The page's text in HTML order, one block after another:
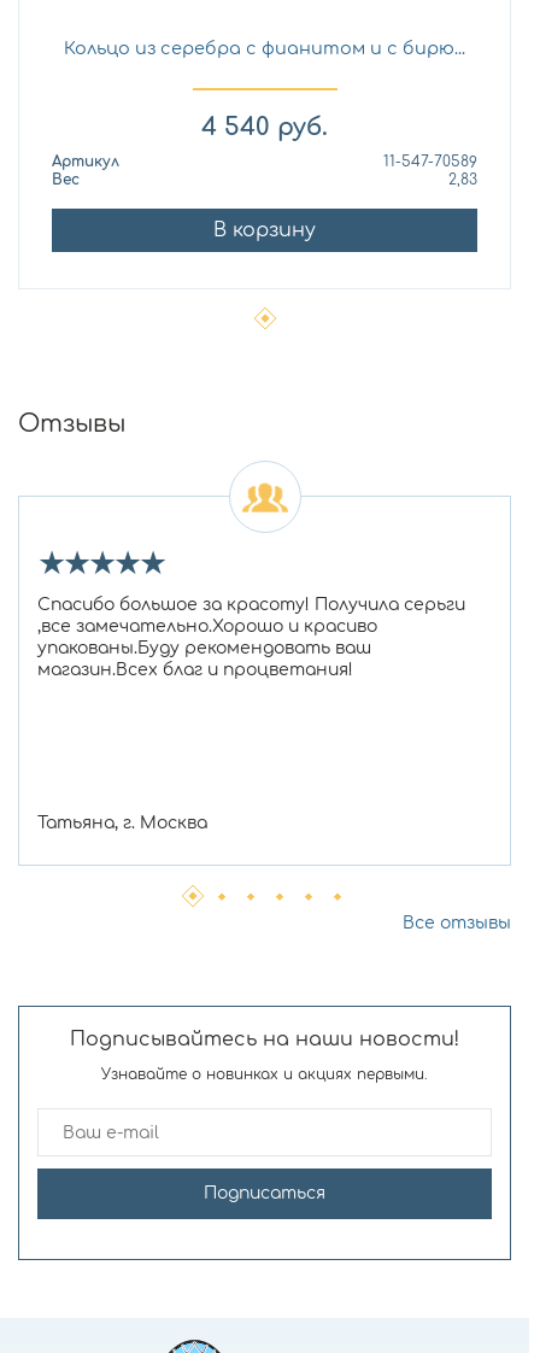
Кольцо из серебра с фианитом и с бирю...
4 540 руб.
Артикул
11-547-70589
Вес
2,83
В корзину
Отзывы
★★★★★
Спасибо большое за красоту! Получила серьги
,все замечательно.Хорошо и красиво
упакованы.Буду рекомендовать ваш
магазин.Всех благ и процветания!
Татьяна, г. Москва
Все отзывы
Подписывайтесь на наши новости!
Узнавайте о новинках и акциях первыми.
Подписаться